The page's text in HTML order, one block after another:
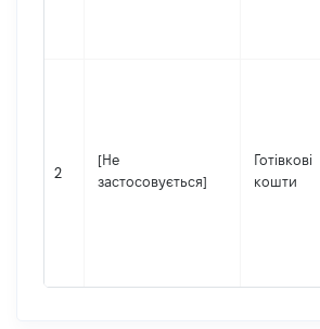
2
[Не
застосовується]
Готівкові
кошти